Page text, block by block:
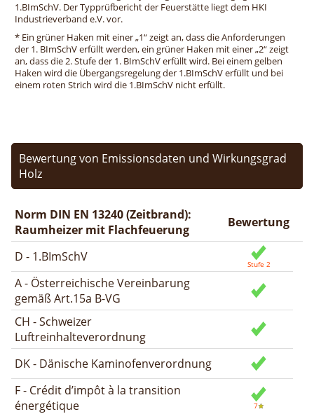
1.BImSchV. Der Typprüfbericht der Feuerstätte liegt dem HKI
Industrieverband e.V. vor.
* Ein grüner Haken mit einer „1“ zeigt an, dass die Anforderungen
der 1. BImSchV erfüllt werden, ein grüner Haken mit einer „2“ zeigt
an, dass die 2. Stufe der 1. BImSchV erfüllt wird. Bei einem gelben
Haken wird die Übergangsregelung der 1.BImSchV erfüllt und bei
einem roten Strich wird die 1.BImSchV nicht erfüllt.
Bewertung von Emissionsdaten und Wirkungsgrad
Holz
Norm DIN EN 13240 (Zeitbrand):
Raumheizer mit Flachfeuerung
Bewertung
D - 1.BImSchV
A - Österreichische Vereinbarung
gemäß Art.15a B-VG
CH - Schweizer
Luftreinhalteverordnung
DK - Dänische Kaminofenverordnung
F - Crédit d’impôt à la transition
énergétique